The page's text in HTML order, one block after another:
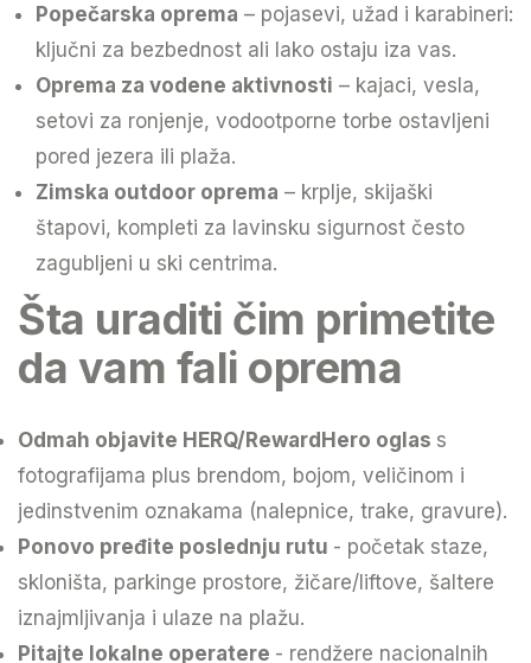
Popečarska oprema – pojasevi, užad i karabineri:
ključni za bezbednost ali lako ostaju iza vas.
Oprema za vodene aktivnosti – kajaci, vesla,
setovi za ronjenje, vodootporne torbe ostavljeni
pored jezera ili plaža.
Zimska outdoor oprema – krplje, skijaški
štapovi, kompleti za lavinsku sigurnost često
zagubljeni u ski centrima.
Šta uraditi čim primetite
da vam fali oprema
Odmah objavite HERQ/RewardHero oglas s
fotografijama plus brendom, bojom, veličinom i
jedinstvenim oznakama (nalepnice, trake, gravure).
Ponovo pređite poslednju rutu - početak staze,
skloništa, parkinge prostore, žičare/liftove, šaltere
iznajmljivanja i ulaze na plažu.
Pitajte lokalne operatere - rendžere nacionalnih